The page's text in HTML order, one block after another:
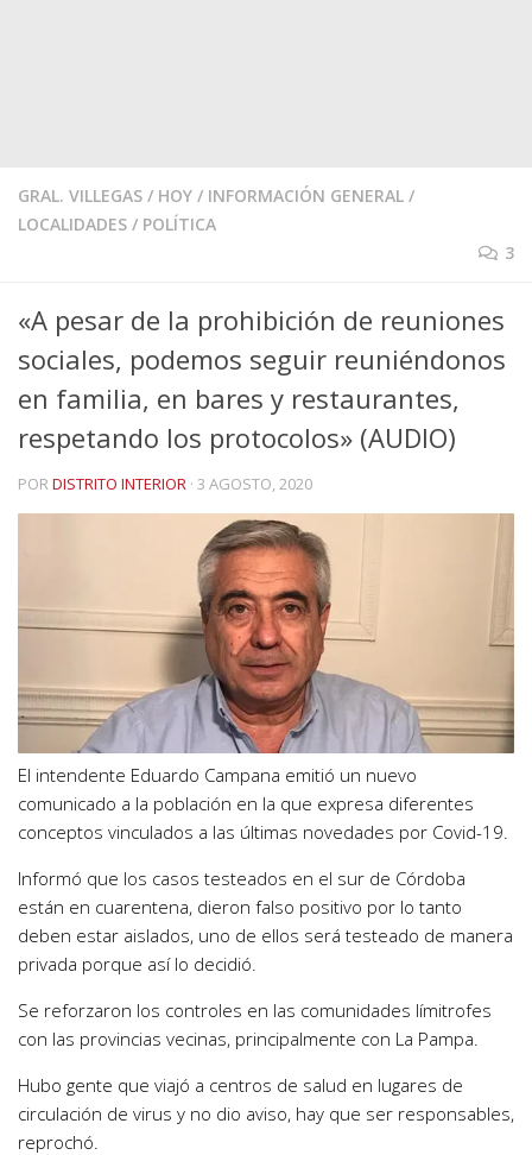
GRAL. VILLEGAS / HOY / INFORMACIÓN GENERAL /
LOCALIDADES / POLÍTICA
3
«A pesar de la prohibición de reuniones
sociales, podemos seguir reuniéndonos
en familia, en bares y restaurantes,
respetando los protocolos» (AUDIO)
PORDISTRITO INTERIOR · 3 AGOSTO, 2020
El intendente Eduardo Campana emitió un nuevo
comunicado a la población en la que expresa diferentes
conceptos vinculados a las últimas novedades por Covid-19.
Informó que los casos testeados en el sur de Córdoba
están en cuarentena, dieron falso positivo por lo tanto
deben estar aislados, uno de ellos será testeado de manera
privada porque así lo decidió.
Se reforzaron los controles en las comunidades límitrofes
con las provincias vecinas, principalmente con La Pampa.
Hubo gente que viajó a centros de salud en lugares de
circulación de virus y no dio aviso, hay que ser responsables,
reprochó.